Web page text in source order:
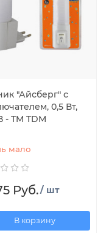
"Айсберг" с
0,5 Вт,
- TM TDM
мало
Руб./ шт
В корзину